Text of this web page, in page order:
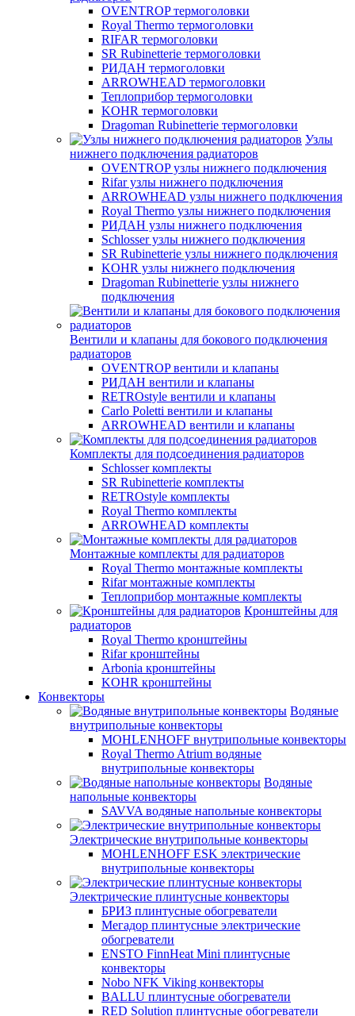
OVENTROP термоголовки
Royal Thermo термоголовки
RIFAR термоголовки
SR Rubinetterie термоголовки
РИДАН термоголовки
ARROWHEAD термоголовки
Теплоприбор термоголовки
KOHR термоголовки
Dragoman Rubinetterie термоголовки
Узлы
нижнего подключения радиаторов
OVENTROP узлы нижнего подключения
Rifar узлы нижнего подключения
ARROWHEAD узлы нижнего подключения
Royal Thermo узлы нижнего подключения
РИДАН узлы нижнего подключения
Schlosser узлы нижнего подключения
SR Rubinetterie узлы нижнего подключения
KOHR узлы нижнего подключения
Dragoman Rubinetterie узлы нижнего
подключения
Вентили и клапаны для бокового подключения
радиаторов
OVENTROP вентили и клапаны
РИДАН вентили и клапаны
RETROstyle вентили и клапаны
Carlo Poletti вентили и клапаны
ARROWHEAD вентили и клапаны
Комплекты для подсоединения радиаторов
Schlosser комплекты
SR Rubinetterie комплекты
RETROstyle комплекты
Royal Thermo комплекты
ARROWHEAD комплекты
Монтажные комплекты для радиаторов
Royal Thermo монтажные комплекты
Rifar монтажные комплекты
Теплоприбор монтажные комплекты
Кронштейны для
радиаторов
Royal Thermo кронштейны
Rifar кронштейны
Arbonia кронштейны
KOHR кронштейны
Конвекторы
Водяные
внутрипольные конвекторы
MOHLENHOFF внутрипольные конвекторы
Royal Thermo Atrium водяные
внутрипольные конвекторы
Водяные
напольные конвекторы
SAVVA водяные напольные конвекторы
Электрические внутрипольные конвекторы
MOHLENHOFF ESK электрические
внутрипольные конвекторы
Электрические плинтусные конвекторы
БРИЗ плинтусные обогреватели
Мегадор плинтусные электрические
обогреватели
ENSTO FinnHeat Mini плинтусные
конвекторы
Nobo NFK Viking конвекторы
BALLU плинтусные обогреватели
RED Solution плинтусные обогреватели